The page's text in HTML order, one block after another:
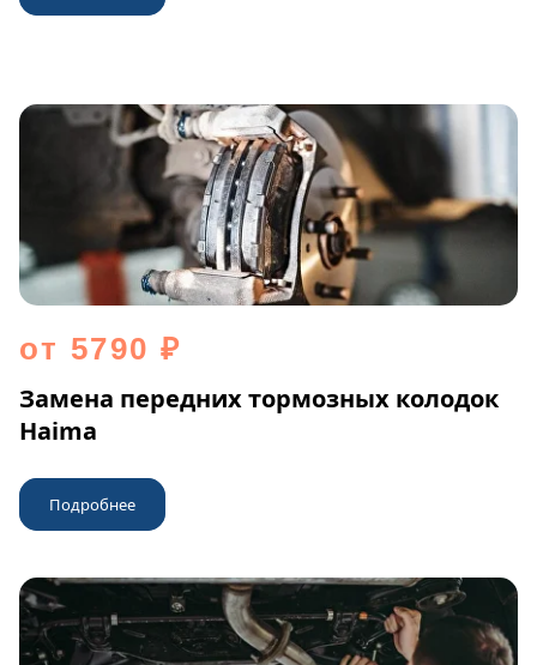
от 5790 ₽
Замена передних тормозных колодок
Haima
Подробнее